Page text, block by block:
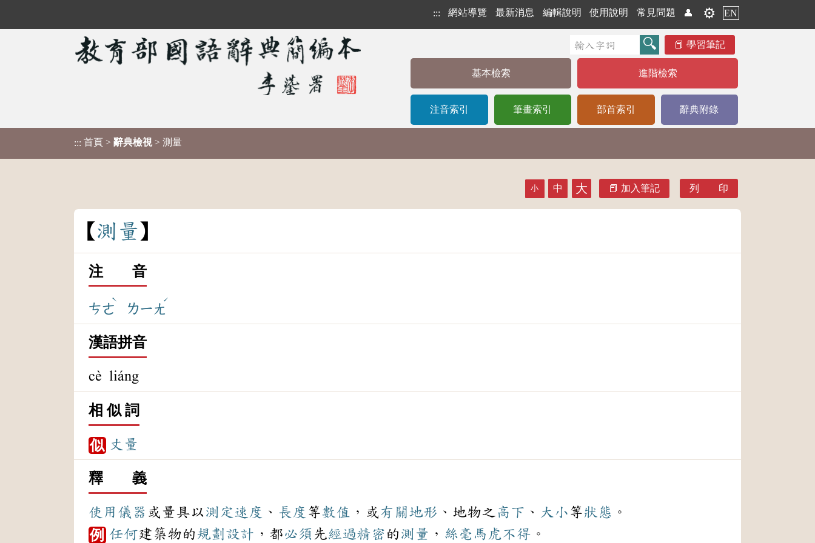
::: 網站導覽 最新消息 編輯說明 使用說明 常見問題 👤 ⚙️ EN
學習筆記
基本檢索 進階檢索
注音索引 筆畫索引 部首索引 辭典附錄
::: 首頁 > 辭典檢視 > 測量
小 中 大 加入筆記 列 印
測量
注 音
ㄘㄜ
ˋ
ㄌㄧㄤ
ˊ
漢語拼音
cè liáng
相 似 詞
似 丈量
釋 義
使用 儀器 或量具以測定速度 、 長度 等數值 ，或有關地形 、地物之高下 、 大小 等狀態 。
例 任何建築物的 規劃設計 ，都必須 先經過精密 的 測量 ， 絲毫 馬虎不得 。